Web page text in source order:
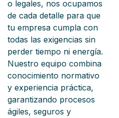
o legales, nos ocupamos
de cada detalle para que
tu empresa cumpla con
todas las exigencias sin
perder tiempo ni energía.
Nuestro equipo combina
conocimiento normativo
y experiencia práctica,
garantizando procesos
ágiles, seguros y